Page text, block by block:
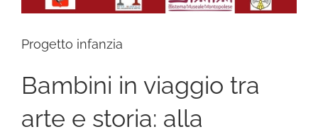
Progetto infanzia
Bambini in viaggio tra
arte e storia: alla